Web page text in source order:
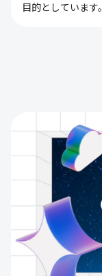
目的としています。